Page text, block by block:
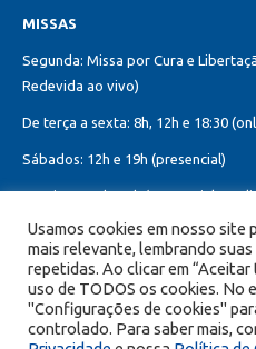
MISSAS
Segunda: Missa por Cura e
Redevida ao vivo)
De terça a sexta: 8h, 12h e 18:30
Sábados: 12h e 19h (presencial)
Domingos: 8h, 10h (presencial e
12h, 18h30 (presencial)
Missa do Sagrado Coração de
Toda primeira sexta-feira do mês –
Usamos cookies em nosso site
mais relevante, lembrando
repetidas. Ao clicar em
uso de TODOS os cookies. No
"Configurações de cookies"
controlado. Para saber mais,